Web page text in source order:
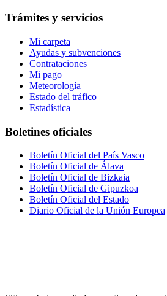
Trámites y servicios
Mi carpeta
Ayudas y subvenciones
Contrataciones
Mi pago
Meteorología
Estado del tráfico
Estadística
Boletines oficiales
Boletín Oficial del País Vasco
Boletín Oficial de Álava
Boletín Oficial de Bizkaia
Boletín Oficial de Gipuzkoa
Boletín Oficial del Estado
Diario Oficial de la Unión Europea